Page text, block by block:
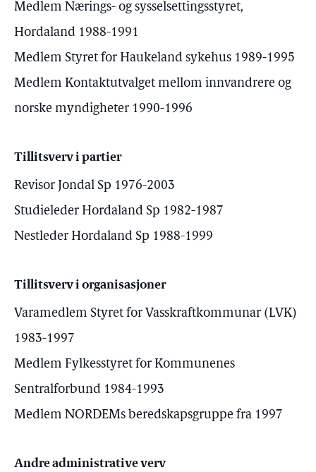
Medlem Nærings- og sysselsettingsstyret,
Hordaland 1988-1991
Medlem Styret for Haukeland sykehus 1989-1995
Medlem Kontaktutvalget mellom innvandrere og
norske myndigheter 1990-1996
Tillitsverv i partier
Revisor Jondal Sp 1976-2003
Studieleder Hordaland Sp 1982-1987
Nestleder Hordaland Sp 1988-1999
Tillitsverv i organisasjoner
Varamedlem Styret for Vasskraftkommunar (LVK)
1983-1997
Medlem Fylkesstyret for Kommunenes
Sentralforbund 1984-1993
Medlem NORDEMs beredskapsgruppe fra 1997
Andre administrative verv